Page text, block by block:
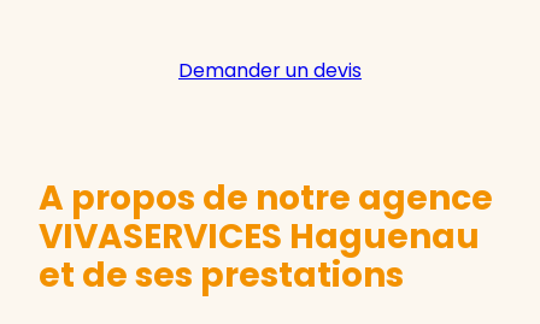
Demander un devis
A propos de notre agence
VIVASERVICES Haguenau
et de ses prestations